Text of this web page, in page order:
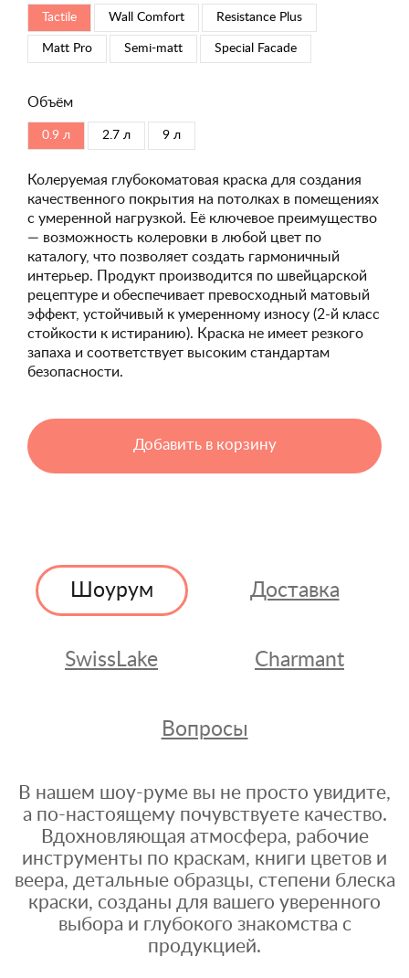
Tactile Wall Comfort Resistance Plus
Matt Pro Semi-matt Special Faсade
Объём
0.9 л 2.7 л 9 л
Колеруемая глубокоматовая краска для создания
качественного покрытия на потолках в помещениях
с умеренной нагрузкой. Её ключевое преимущество
— возможность колеровки в любой цвет по
каталогу, что позволяет создать гармоничный
интерьер. Продукт производится по швейцарской
рецептуре и обеспечивает превосходный матовый
эффект, устойчивый к умеренному износу (2-й класс
стойкости к истиранию). Краска не имеет резкого
запаха и соответствует высоким стандартам
безопасности.
Добавить в корзину
Шоурум Доставка
SwissLake Charmant
Вопросы
В нашем шоу-руме вы не просто увидите,
а по-настоящему почувствуете качество.
Вдохновляющая атмосфера, рабочие
инструменты по краскам, книги цветов и
веера, детальные образцы, степени блеска
краски, созданы для вашего уверенного
выбора и глубокого знакомства с
продукцией.